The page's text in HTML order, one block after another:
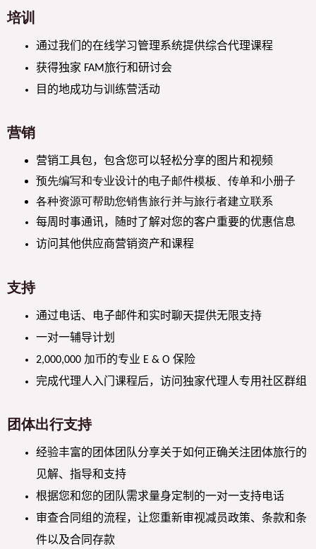
培训
通过我们的在线学习管理系统提供综合代理课程
获得独家 FAM旅行和研讨会
目的地成功与训练营活动
营销
营销工具包，包含您可以轻松分享的图片和视频
预先编写和专业设计的电子邮件模板、传单和小册子
各种资源可帮助您销售旅行并与旅行者建立联系
每周时事通讯，随时了解对您的客户重要的优惠信息
访问其他供应商营销资产和课程
支持
通过电话、电子邮件和实时聊天提供无限支持
一对一辅导计划
2,000,000 加币的专业 E & O保险
完成代理人入门课程后，访问独家代理人专用社区群组
团体出行支持
经验丰富的团体团队分享关于如何正确关注团体旅行的
见解、指导和支持
根据您和您的团队需求量身定制的一对一支持电话
审查合同组的流程，让您重新审视减员政策、条款和条
件以及合同存款